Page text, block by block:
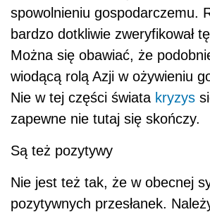
spowolnieniu gospodarczemu.
bardzo dotkliwie zweryfikował
Można się obawiać, że
wiodącą rolą Azji w ożywieniu
Nie w tej części świata kryzys
zapewne nie tutaj się skończy.
Są też pozytywy
Nie jest też tak, że w obecnej
pozytywnych przesłanek.